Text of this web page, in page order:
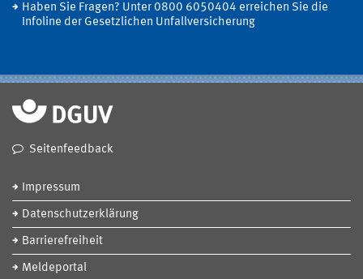
Haben Sie Fragen? Unter 0800 6050404 erreichen Sie die
Infoline der Gesetzlichen Unfallversicherung
Seitenfeedback
Impressum
Datenschutzerklärung
Barrierefreiheit
Meldeportal